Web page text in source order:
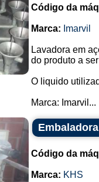
Código da
Marca: Imarvil
Lavadora em
do produto a
O liquido
Marca: Imarvil...
Código da
Marca: KHS